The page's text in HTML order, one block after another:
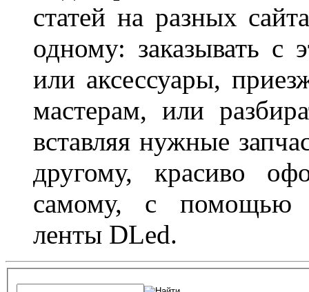
статей на разных
одному: заказывать с
или аксессуары,
мастерам, или
вставляя нужные
другому, красиво
самому, с помощью
ленты DLed.